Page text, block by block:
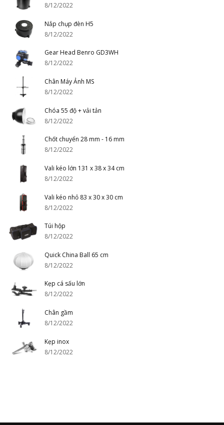
8/12/2022
Nắp chụp đèn H5
8/12/2022
Gear Head Benro GD3WH
8/12/2022
Chân Máy Ảnh MS
8/12/2022
Chóa 55 độ + vải tản
8/12/2022
Chốt chuyển 28 mm - 16 mm
8/12/2022
Vali kéo lớn 131 x 38 x 34 cm
8/12/2022
Vali kéo nhỏ 83 x 30 x 30 cm
8/12/2022
Túi hộp
8/12/2022
Quick China Ball 65 cm
8/12/2022
Kẹp cá sấu lớn
8/12/2022
Chân gầm
8/12/2022
Kẹp inox
8/12/2022